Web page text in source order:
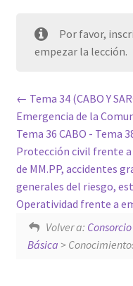
Por favor,
empezar la lección.
Tema 34 (CABO Y
Emergencia de la
Tema 36 CABO - Tema
Protección civil frente
de MM.PP, accidentes
generales del riesgo,
Operatividad frente a
Volver a:
Básica >